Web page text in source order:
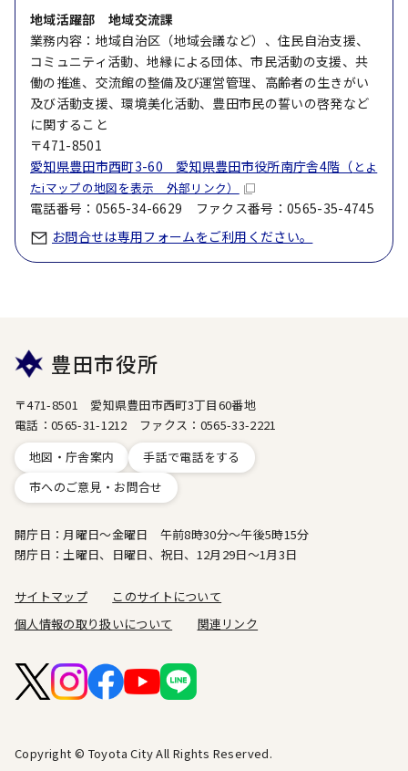
地域活躍部 地域交流課
業務内容：地域自治区（地域会議など）、住民自治支援、
コミュニティ活動、地縁による団体、市民活動の支援、共
働の推進、交流館の整備及び運営管理、高齢者の生きがい
及び活動支援、環境美化活動、豊田市民の誓いの啓発など
に関すること
〒471-8501
愛知県豊田市西町3-60 愛知県豊田市役所南庁舎4階（ とよ
たiマップの地図を表示 外部リンク）
電話番号：0565-34-6629 ファクス番号：0565-35-4745
お問合せは専用フォームをご利用ください。
豊田市役所
〒471-8501 愛知県豊田市西町3丁目60番地
電話：0565-31-1212 ファクス：0565-33-2221
地図・庁舎案内
手話で電話をする
市へのご意見・お問合せ
開庁日：月曜日～金曜日 午前8時30分～午後5時15分
閉庁日：土曜日、日曜日、祝日、12月29日～1月3日
サイトマップ
このサイトについて
個人情報の取り扱いについて
関連リンク
Copyright © Toyota City All Rights Reserved.